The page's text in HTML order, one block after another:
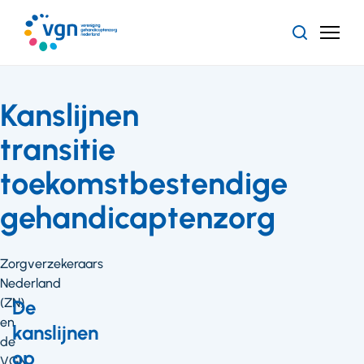
naar
hoofdinhoud
ZoekenMenu
Kanslijnen
transitie
toekomstbestendige
gehandicaptenzorg
Zorgverzekeraars
Nederland
(ZN)
en
de
De
kanslijnen
op